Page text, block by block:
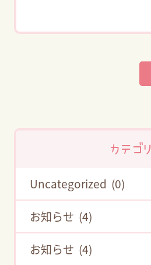
カテゴリ
Uncategorized (0)
お知らせ (4)
お知らせ (4)